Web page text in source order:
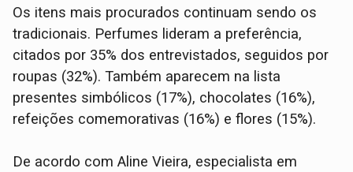
Os itens mais procurados continuam sendo os
tradicionais. Perfumes lideram a preferência,
citados por 35% dos entrevistados, seguidos por
roupas (32%). Também aparecem na lista
presentes simbólicos (17%), chocolates (16%),
refeições comemorativas (16%) e flores (15%).
De acordo com Aline Vieira, especialista em